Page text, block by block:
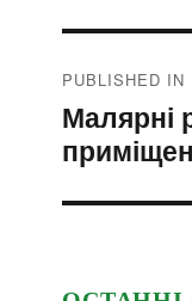
Post
navigation
PUBLISHED IN
Малярні